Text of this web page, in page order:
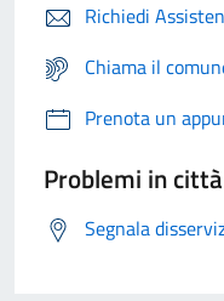
Richiedi
Chiama il
Prenota un
Problemi in città
Segnala